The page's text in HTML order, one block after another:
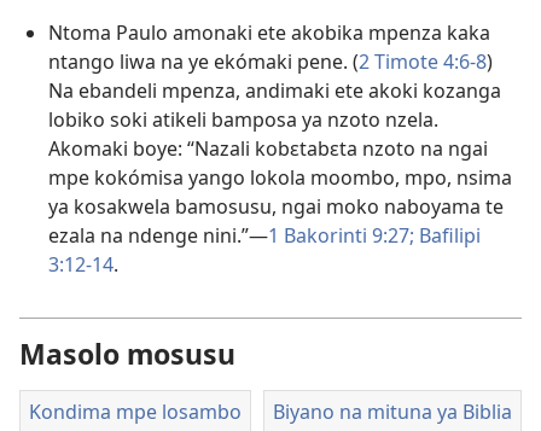
Ntoma Paulo amonaki ete akobika mpenza kaka
ntango liwa na ye ekómaki pene. (2 Timote 4:6-8)
Na ebandeli mpenza, andimaki ete akoki kozanga
lobiko soki atikeli bamposa ya nzoto nzela.
Akomaki boye: “Nazali kobɛtabɛta nzoto na ngai
mpe kokómisa yango lokola moombo, mpo, nsima
ya kosakwela bamosusu, ngai moko naboyama te
ezala na ndenge nini.”​—1 Bakorinti 9:27; Bafilipi
3:12-14.
Masolo mosusu
Kondima mpe losambo Biyano na mituna ya Biblia